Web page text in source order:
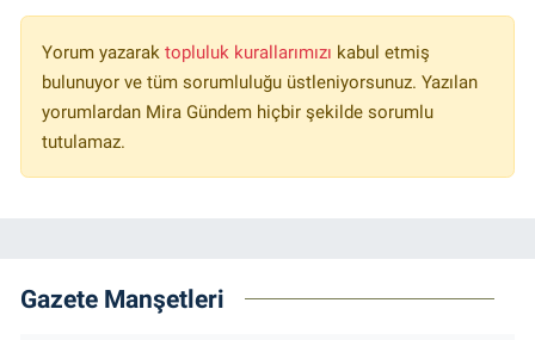
Yorum yazarak topluluk kurallarımızı kabul etmiş
bulunuyor ve tüm sorumluluğu üstleniyorsunuz. Yazılan
yorumlardan Mira Gündem hiçbir şekilde sorumlu
tutulamaz.
Gazete Manşetleri